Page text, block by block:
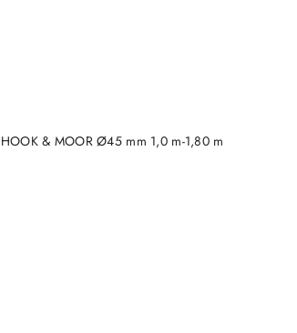
& MOOR Ø45 mm 1,0 m-1,80 m